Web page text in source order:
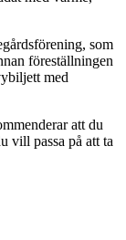
som
föreställningen
med
att du
vill passa på att ta